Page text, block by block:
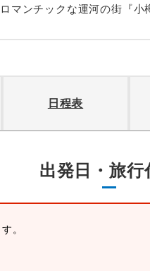
マンチックな運河の街『小
日程表
出発日・旅行
。